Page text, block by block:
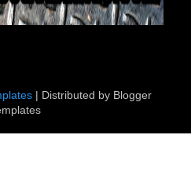
| Distributed by Blogger